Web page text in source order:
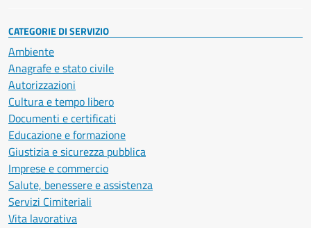
CATEGORIE DI SERVIZIO
Ambiente
Anagrafe e stato civile
Autorizzazioni
Cultura e tempo libero
Documenti e certificati
Educazione e formazione
Giustizia e sicurezza pubblica
Imprese e commercio
Salute, benessere e assistenza
Servizi Cimiteriali
Vita lavorativa